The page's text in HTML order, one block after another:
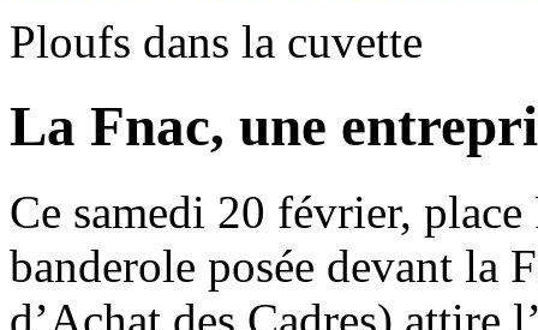
Ploufs dans la cuvette
La Fnac, une
Ce samedi 20 février,
banderole posée devant la
d’Achat des Cadres) attire